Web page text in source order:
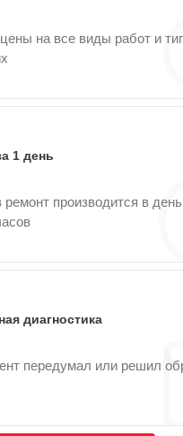
на все виды работ и
1 день
производится в
диагностика
передумал или решил